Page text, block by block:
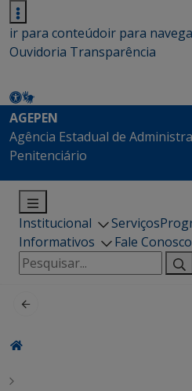
ir para conteúdoir para
Ouvidoria Transparência
AGEPEN
Agência Estadual de
Penitenciário
Institucional Serviços
Informativos
Fale Conosco
Pesquisar
por: